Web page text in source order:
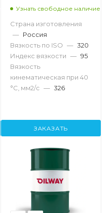
Узнать свободное наличие
Страна изготовления
— Россия
Вязкость по ISO — 320
Индекс вязкости — 95
Вязкость
кинематическая при 40
°С, мм2/с — 326
ЗАКАЗАТЬ